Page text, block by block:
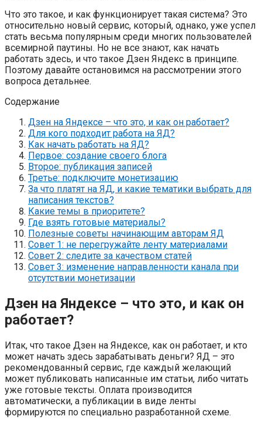
Что это такое, и как функционирует такая система? Это
относительно новый сервис, который, однако, уже успел
стать весьма популярным среди многих пользователей
всемирной паутины. Но не все знают, как начать
работать здесь, и что такое Дзен Яндекс в принципе.
Поэтому давайте остановимся на рассмотрении этого
вопроса детальнее.
Содержание
Дзен на Яндексе – что это, и как он работает?
Для кого подходит работа на ЯД?
Как начать работать на ЯД?
Первое: создание своего блога
Второе: публикация записей
Третье: подключите монетизацию
За что платят на ЯД, и какие тематики выбрать для
написания текстов?
Какие темы в приоритете?
Где взять готовые материалы?
Полезные советы начинающим авторам ЯД
Совет 1: не перегружайте ленту материалами
Совет 2: следите за качеством статей
Совет 3: изменение направленности канала при
отсутствии монетизации
Дзен на Яндексе – что это, и как он
работает?
Итак, что такое Дзен на Яндексе, как он работает, и кто
может начать здесь зарабатывать деньги? ЯД – это
рекомендованный сервис, где каждый желающий
может публиковать написанные им статьи, либо читать
уже готовые тексты. Оплата производится
автоматически, а публикации в виде ленты
формируются по специально разработанной схеме.